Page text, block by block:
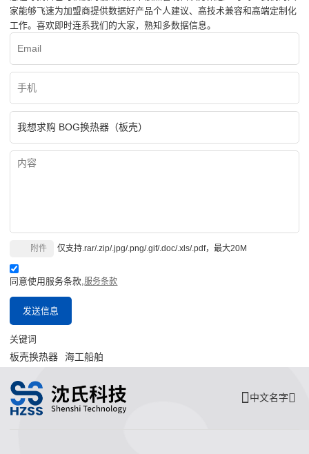
家能够飞速为加盟商提供数据好产品个人建议、高技术兼容和高端定制化
工作。喜欢即时连系我们的大家，熟知多数据信息。
仅支持.rar/.zip/.jpg/.png/.gif/.doc/.xls/.pdf，最大20M
附件
同意使用服务条款, 服务条款
发送信息
关键词
板壳换热器 海工船舶
中文名字